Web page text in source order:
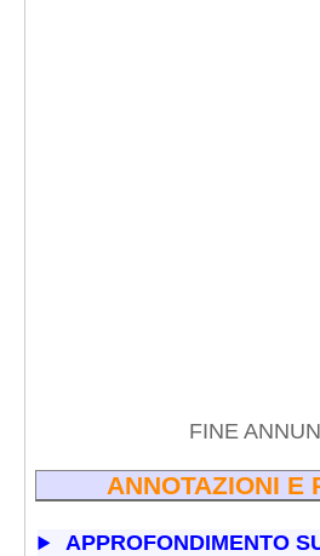
FINE
ANNOTAZIONI E
APPROFONDIMENTO